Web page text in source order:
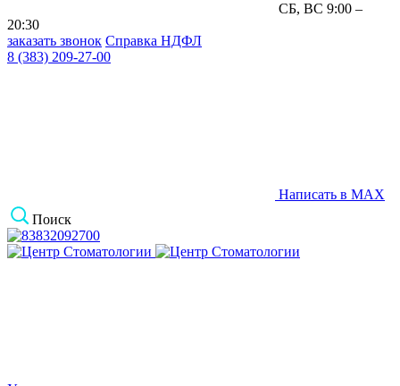
СБ, ВС 9:00 –
20:30
заказать звонок Справка НДФЛ
8 (383) 209-27-00
Написать в MAX
Поиск